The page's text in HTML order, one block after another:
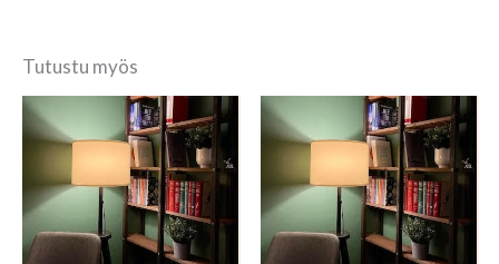
Sinun on
kirjoittaa arvioinnin.
Tutustu myös